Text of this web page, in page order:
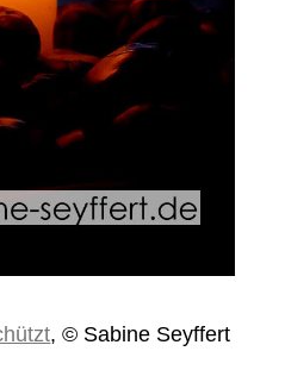
, © Sabine Seyffert